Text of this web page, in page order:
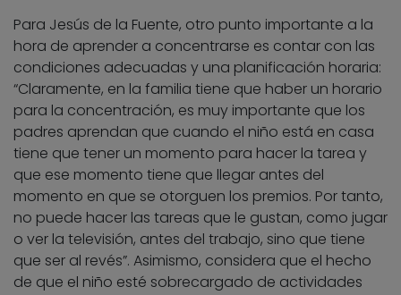
Para Jesús de la Fuente, otro punto importante a la
hora de aprender a concentrarse es contar con las
condiciones adecuadas y una planificación horaria:
“Claramente, en la familia tiene que haber un horario
para la concentración, es muy importante que los
padres aprendan que cuando el niño está en casa
tiene que tener un momento para hacer la tarea y
que ese momento tiene que llegar antes del
momento en que se otorguen los premios. Por tanto,
no puede hacer las tareas que le gustan, como jugar
o ver la televisión, antes del trabajo, sino que tiene
que ser al revés”. Asimismo, considera que el hecho
de que el niño esté sobrecargado de actividades